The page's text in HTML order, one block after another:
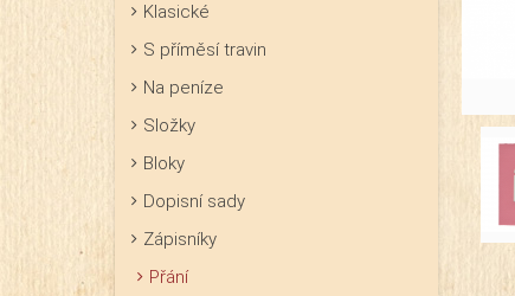
Klasické
S příměsí travin
Na peníze
Složky
Bloky
Dopisní sady
Zápisníky
Přání